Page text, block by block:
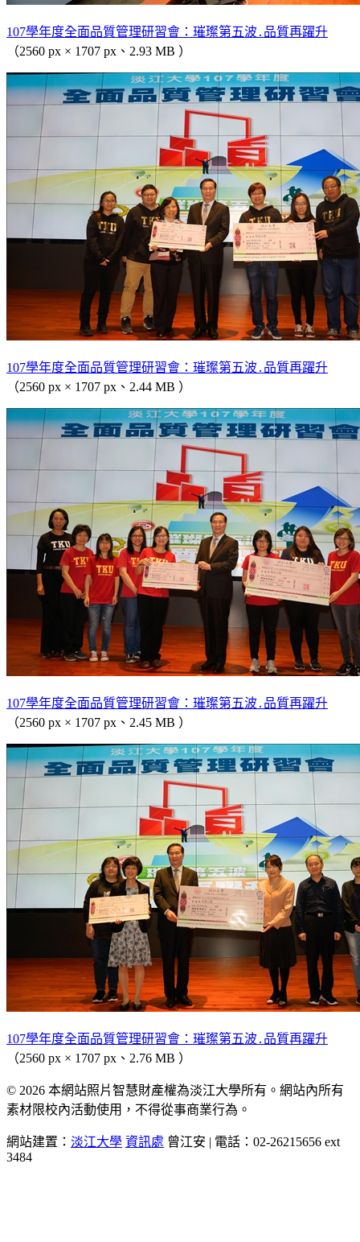
107學年度全面品質管理研習會：璀璨第五波․品質再躍升
（2560 px × 1707 px、2.93 MB ）
107學年度全面品質管理研習會：璀璨第五波․品質再躍升
（2560 px × 1707 px、2.44 MB ）
107學年度全面品質管理研習會：璀璨第五波․品質再躍升
（2560 px × 1707 px、2.45 MB ）
107學年度全面品質管理研習會：璀璨第五波․品質再躍升
（2560 px × 1707 px、2.76 MB ）
© 2026 本網站照片智慧財產權為淡江大學所有。網站內所有
素材限校內活動使用，不得從事商業行為。
網站建置： 淡江大學 資訊處 曾江安 | 電話：02-26215656 ext
3484